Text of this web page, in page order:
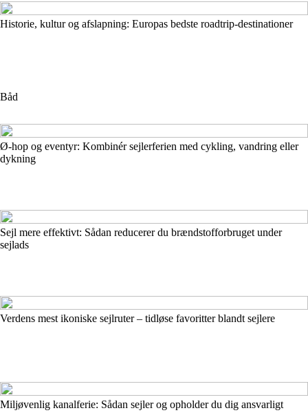
Historie, kultur og afslapning: Europas bedste roadtrip-destinationer
Båd
Ø-hop og eventyr: Kombinér sejlerferien med cykling, vandring eller
dykning
Sejl mere effektivt: Sådan reducerer du brændstofforbruget under
sejlads
Verdens mest ikoniske sejlruter – tidløse favoritter blandt sejlere
Miljøvenlig kanalferie: Sådan sejler og opholder du dig ansvarligt